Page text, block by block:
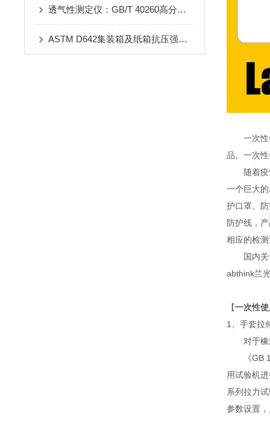
透气性测定仪：GB/T 40260高分子膜材料气体渗透性能测试方法
ASTM D642集装箱及纸箱抗压强度试验机：试验方法与仪器简介
一次性使
品。一次
随着疫情
一个巨大
护口罩、
防护线，
相应的检
国内关于
abthink兰
【一次性
1、手套拉
对于橡胶
《GB
用试验机
系列拉力
参数设置